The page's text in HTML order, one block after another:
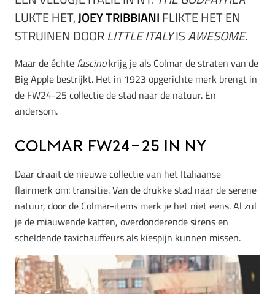
LUKTE HET,JOEY TRIBBIANIFLIKTE HET EN
STRUINEN DOORLITTLE ITALYISAWESOME.
Maar de échte fascinokrijg je als Colmar de straten van de
Big Apple bestrijkt. Het in 1923 opgerichte merk brengt in
de FW24-25 collectie de stad naar de natuur. En
andersom.
Colmar FW24-25 in NY
Daar draait de nieuwe collectie van het Italiaanse
flairmerk om: transitie. Van de drukke stad naar de serene
natuur, door de Colmar-items merk je het niet eens. Al zul
je de miauwende katten, overdonderende sirens en
scheldende taxichauffeurs als kiespijn kunnen missen.